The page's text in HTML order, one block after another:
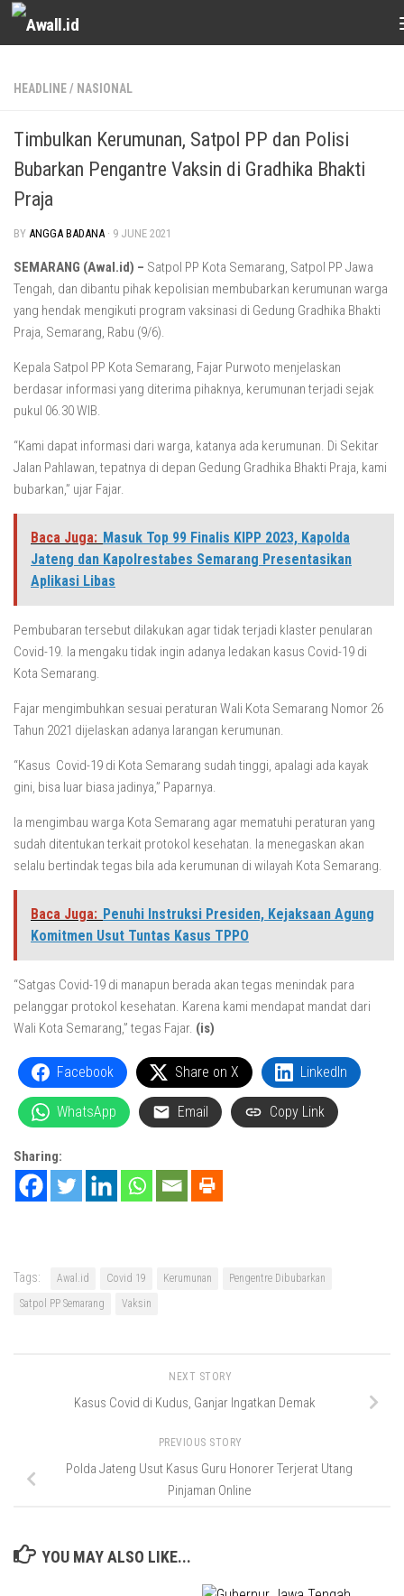
Skip to content
HEADLINE/ NASIONAL
Timbulkan Kerumunan, Satpol PP dan Polisi
Bubarkan Pengantre Vaksin di Gradhika Bhakti
Praja
BY ANGGA BADANA · 9 JUNE 2021
SEMARANG (Awal.id) – Satpol PP Kota Semarang, Satpol PP Jawa
Tengah, dan dibantu pihak kepolisian membubarkan kerumunan warga
yang hendak mengikuti program vaksinasi di Gedung Gradhika Bhakti
Praja, Semarang, Rabu (9/6).
Kepala Satpol PP Kota Semarang, Fajar Purwoto menjelaskan
berdasar informasi yang diterima pihaknya, kerumunan terjadi sejak
pukul 06.30 WIB.
“Kami dapat informasi dari warga, katanya ada kerumunan. Di Sekitar
Jalan Pahlawan, tepatnya di depan Gedung Gradhika Bhakti Praja, kami
bubarkan,” ujar Fajar.
Baca Juga: Masuk Top 99 Finalis KIPP 2023, Kapolda
Jateng dan Kapolrestabes Semarang Presentasikan
Aplikasi Libas
Pembubaran tersebut dilakukan agar tidak terjadi klaster penularan
Covid-19. Ia mengaku tidak ingin adanya ledakan kasus Covid-19 di
Kota Semarang.
Fajar mengimbuhkan sesuai peraturan Wali Kota Semarang Nomor 26
Tahun 2021 dijelaskan adanya larangan kerumunan.
“Kasus Covid-19 di Kota Semarang sudah tinggi, apalagi ada kayak
gini, bisa luar biasa jadinya,” Paparnya.
Ia mengimbau warga Kota Semarang agar mematuhi peraturan yang
sudah ditentukan terkait protokol kesehatan. Ia menegaskan akan
selalu bertindak tegas bila ada kerumunan di wilayah Kota Semarang.
Baca Juga: Penuhi Instruksi Presiden, Kejaksaan Agung
Komitmen Usut Tuntas Kasus TPPO
“Satgas Covid-19 di manapun berada akan tegas menindak para
pelanggar protokol kesehatan. Karena kami mendapat mandat dari
Wali Kota Semarang,” tegas Fajar. (is)
Facebook Share on X LinkedIn
WhatsApp Email Copy Link
Sharing:
Tags: Awal.id Covid 19 Kerumunan
Pengentre Dibubarkan
Satpol PP Semarang
Vaksin
NEXT STORY
Kasus Covid di Kudus, Ganjar Ingatkan Demak
PREVIOUS STORY
Polda Jateng Usut Kasus Guru Honorer Terjerat Utang
Pinjaman Online
YOU MAY ALSO LIKE...